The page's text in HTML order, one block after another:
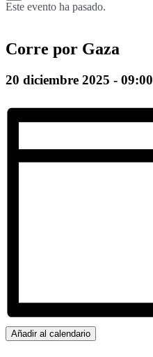
Este evento ha pasado.
Corre por Gaza
20 diciembre 2025 - 09:00
Añadir al calendario